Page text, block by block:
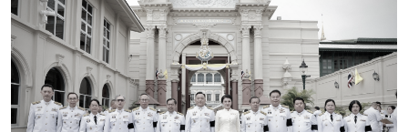
สุทรรศ์ อำเภอพุทธมณฑล จังหวัดนครปฐม